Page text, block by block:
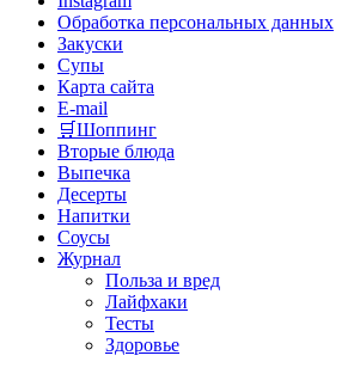
Обработка персональных данных
Закуски
Супы
Карта сайта
E-mail
🛒Шоппинг
Вторые блюда
Выпечка
Десерты
Напитки
Соусы
Журнал
Польза и вред
Лайфхаки
Тесты
Здоровье